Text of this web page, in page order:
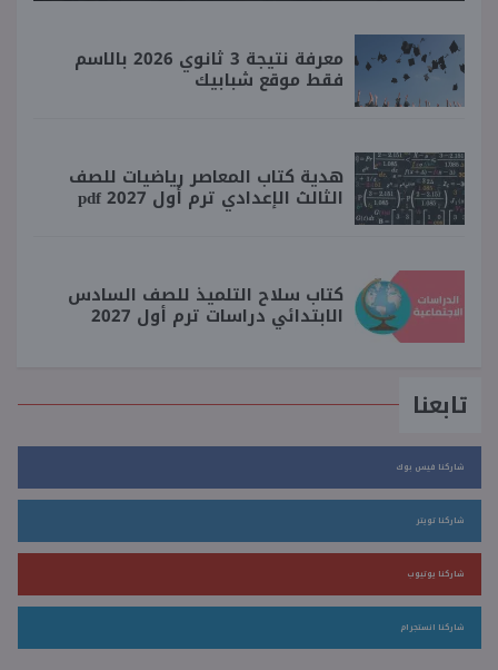
معرفة نتيجة 3 ثانوي 2026 بالاسم
فقط موقع شبابيك
هدية كتاب المعاصر رياضيات للصف
الثالث الإعدادي ترم أول 2027 pdf
كتاب سلاح التلميذ للصف السادس
الابتدائي دراسات ترم أول 2027
تابعنا
شاركنا فيس بوك
شاركنا تويتر
شاركنا يوتيوب
شاركنا انستجرام